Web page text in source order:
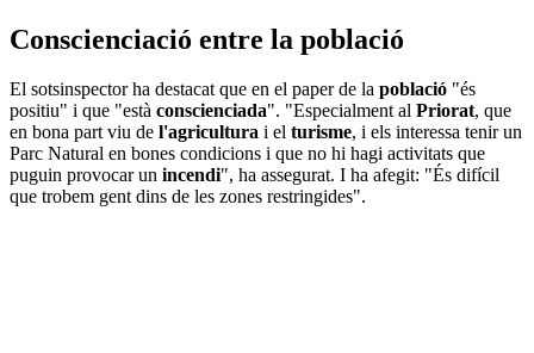
Conscienciació entre la població
El sotsinspector ha destacat que en el paper de la població "és
positiu" i que "està conscienciada". "Especialment al Priorat, que
en bona part viu de l'agricultura i el turisme, i els interessa tenir un
Parc Natural en bones condicions i que no hi hagi activitats que
puguin provocar un incendi", ha assegurat. I ha afegit: "És difícil
que trobem gent dins de les zones restringides".